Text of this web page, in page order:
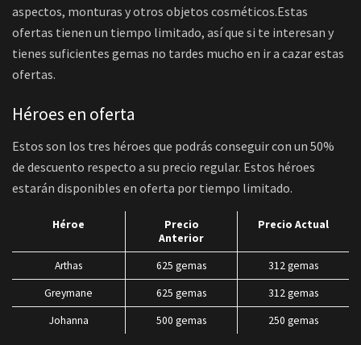
aspectos, monturas y otros objetos cosméticos.Estas
ofertas tienen un tiempo limitado, así que si te interesan y
tienes suficientes gemas no tardes mucho en ir a cazar estas
ofertas.
Héroes en oferta
Estos son los tres héroes que podrás conseguir con un 50%
de descuento respecto a su precio regular. Estos héroes
estarán disponibles en oferta por tiempo limitado.
Héroe
Precio
Anterior
Precio Actual
Arthas 625 gemas
312 gemas
Greymane
625 gemas
312 gemas
Johanna
500 gemas 250 gemas